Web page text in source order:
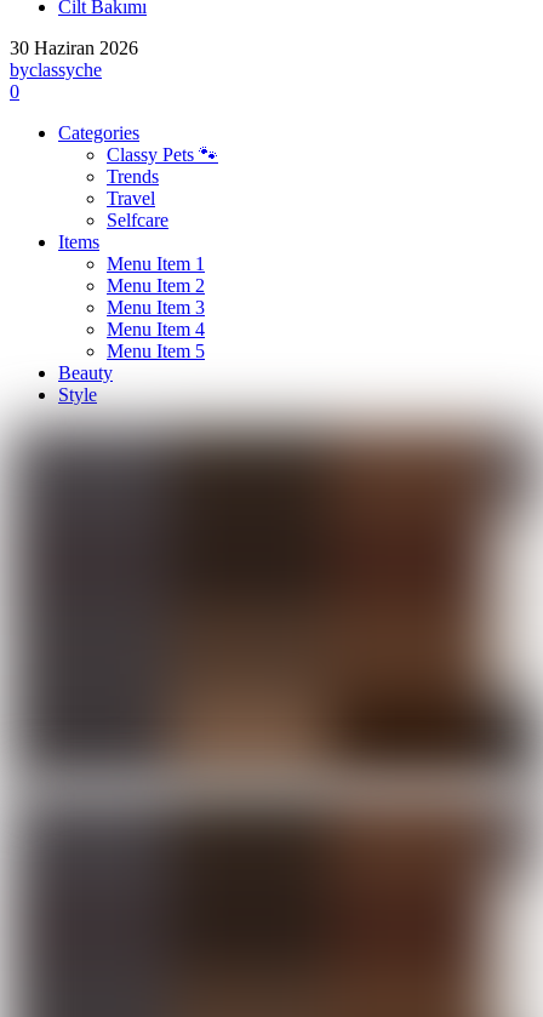
Cilt Bakımı
30 Haziran 2026
byclassyche
0
Categories
Classy Pets 🐾
Trends
Travel
Selfcare
Items
Menu Item 1
Menu Item 2
Menu Item 3
Menu Item 4
Menu Item 5
Beauty
Style